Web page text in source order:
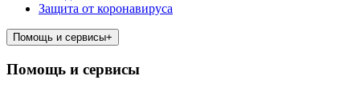
Защита от коронавируса
Помощь и сервисы+
Помощь и сервисы